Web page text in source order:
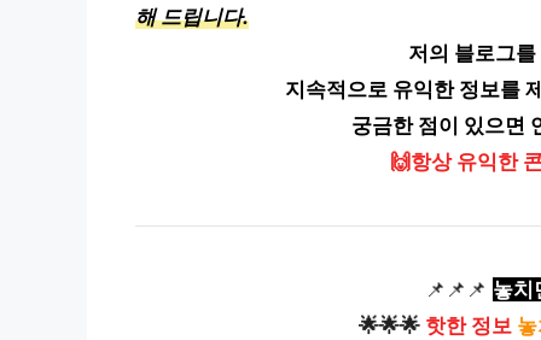
해 드립니다.
저의 블로그
지속적으로 유익한 정보를
궁금한 점이 있으면
🙌항상 유익한
📌📌📌 놓치
🌟🌟🌟 핫한 정보